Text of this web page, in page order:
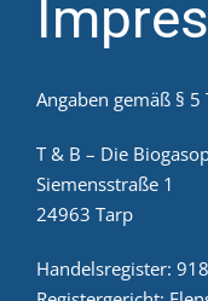
Gasleckortung
Angaben gemäß § 5
T & B – Die
Siemensstraße 1
24963 Tarp
Handelsregister: